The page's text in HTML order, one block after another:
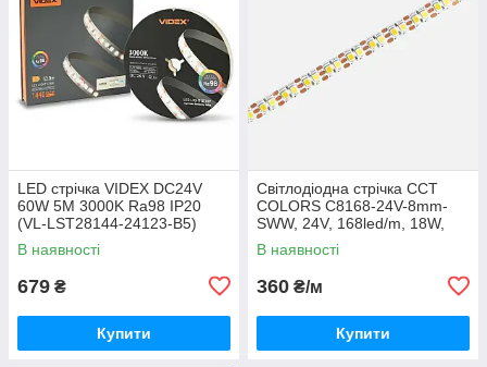
LED стрічка VIDEX DC24V
60W 5M 3000K Ra98 IP20
(VL-LST28144-24123-B5)
В наявності
679 ₴
Купити
Світлодіодна стрічка ССТ
COLORS C8168-24V-8mm-
SWW, 24V, 168led/m, 18W,
2305Lm, IP20, 2700-6500K
В наявності
360 ₴/м
Купити